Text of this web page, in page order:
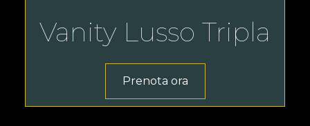
Vanity Lusso Tripla
Prenota ora